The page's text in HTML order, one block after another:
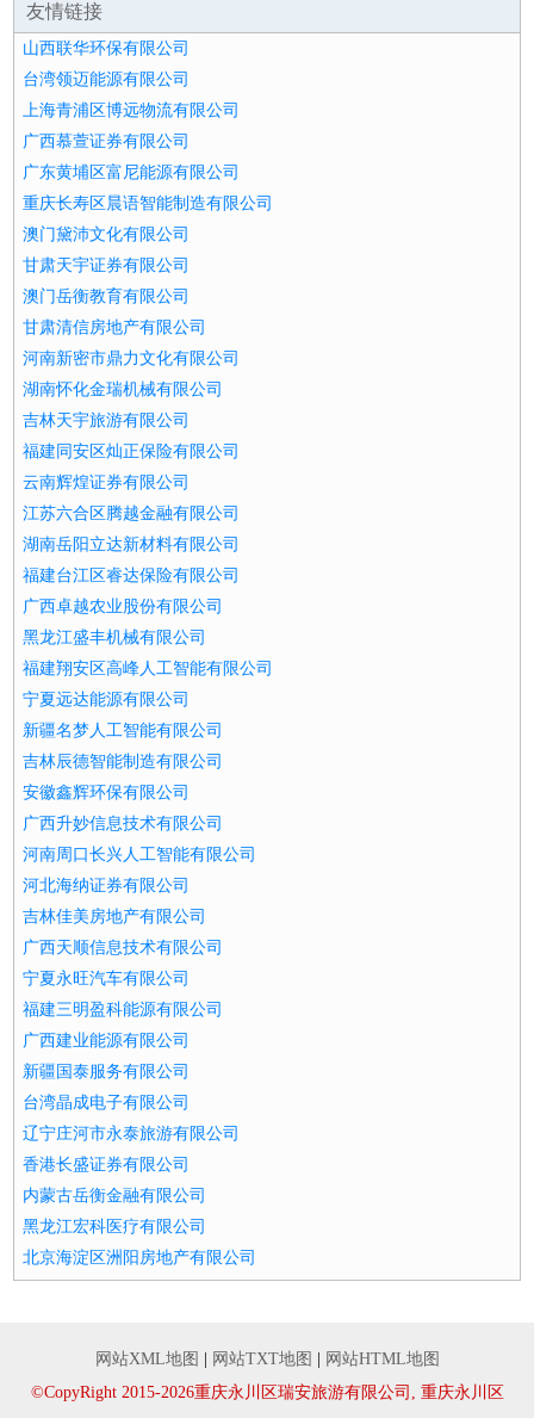
友情链接
山西联华环保有限公司
台湾领迈能源有限公司
上海青浦区博远物流有限公司
广西慕萱证券有限公司
广东黄埔区富尼能源有限公司
重庆长寿区晨语智能制造有限公司
澳门黛沛文化有限公司
甘肃天宇证券有限公司
澳门岳衡教育有限公司
甘肃清信房地产有限公司
河南新密市鼎力文化有限公司
湖南怀化金瑞机械有限公司
吉林天宇旅游有限公司
福建同安区灿正保险有限公司
云南辉煌证券有限公司
江苏六合区腾越金融有限公司
湖南岳阳立达新材料有限公司
福建台江区睿达保险有限公司
广西卓越农业股份有限公司
黑龙江盛丰机械有限公司
福建翔安区高峰人工智能有限公司
宁夏远达能源有限公司
新疆名梦人工智能有限公司
吉林辰德智能制造有限公司
安徽鑫辉环保有限公司
广西升妙信息技术有限公司
河南周口长兴人工智能有限公司
河北海纳证券有限公司
吉林佳美房地产有限公司
广西天顺信息技术有限公司
宁夏永旺汽车有限公司
福建三明盈科能源有限公司
广西建业能源有限公司
新疆国泰服务有限公司
台湾晶成电子有限公司
辽宁庄河市永泰旅游有限公司
香港长盛证券有限公司
内蒙古岳衡金融有限公司
黑龙江宏科医疗有限公司
北京海淀区洲阳房地产有限公司
网站XML地图 网站TXT地图
网站HTML地图
©CopyRight 2015-2026重庆永川区瑞安旅游有限公司, 重庆永川区